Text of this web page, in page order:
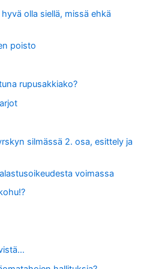
olla siellä, missä ehkä
poisto
rupusakkiako?
silmässä 2. osa, esittely ja
voimassa